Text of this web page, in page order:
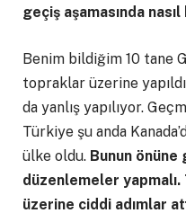
geçiş aşamasında
Benim bildiğim 10 tane
topraklar üzerine
da yanlış yapılıyor.
Türkiye şu anda
ülke oldu. Bunun
düzenlemeler
üzerine ciddi adımlar